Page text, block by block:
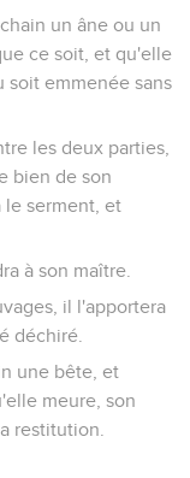
un âne ou un
ce soit, et qu'elle
soit emmenée sans
les deux parties,
bien de son
le serment, et
à son maître.
il l'apportera
déchiré.
une bête, et
meure, son
restitution.